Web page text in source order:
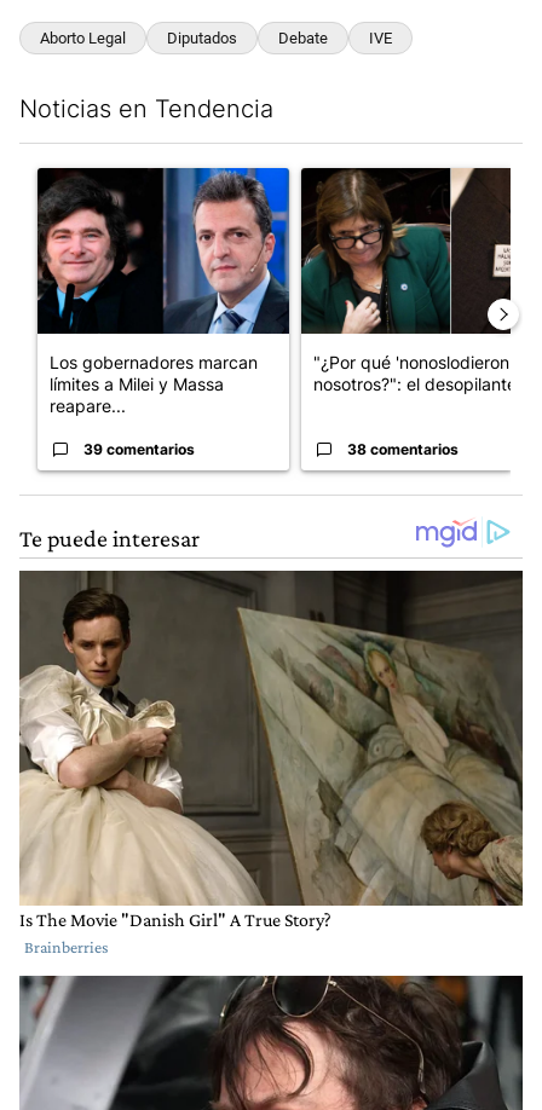
Aborto Legal Diputados Debate IVE
Noticias en Tendencia
Un artículo de tendencia con el título "Los gobernadores
Los gobernadores marcan
límites a Milei y Massa
reapare...
39 comentarios
Un artículo de tendencia con
"¿Por qué 'nonoslodieron' a
nosotros?": el desopilante ...
38 comentarios